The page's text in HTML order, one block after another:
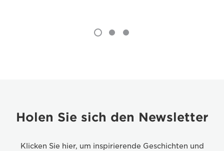
Holen Sie sich den Newsletter
Klicken Sie hier, um inspirierende Geschichten und